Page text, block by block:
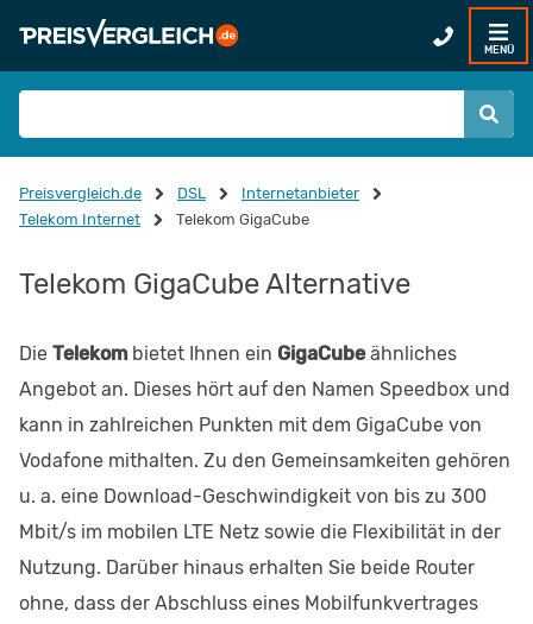
MENÜ
Preisvergleich.de DSL
Internetanbieter
Telekom Internet
Telekom GigaCube
Telekom GigaCube Alternative
Die Telekombietet Ihnen ein GigaCubeähnliches
Angebot an. Dieses hört auf den Namen Speedbox und
kann in zahlreichen Punkten mit dem GigaCube von
Vodafone mithalten. Zu den Gemeinsamkeiten gehören
u. a. eine Download-Geschwindigkeit von bis zu 300
Mbit/s im mobilen LTE Netz sowie die Flexibilität in der
Nutzung. Darüber hinaus erhalten Sie beide Router
ohne, dass der Abschluss eines Mobilfunkvertrages